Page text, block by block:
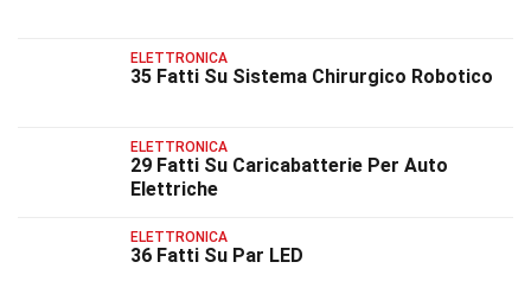
ELETTRONICA
35 Fatti Su Sistema Chirurgico Robotico
ELETTRONICA
29 Fatti Su Caricabatterie Per Auto
Elettriche
ELETTRONICA
36 Fatti Su Par LED